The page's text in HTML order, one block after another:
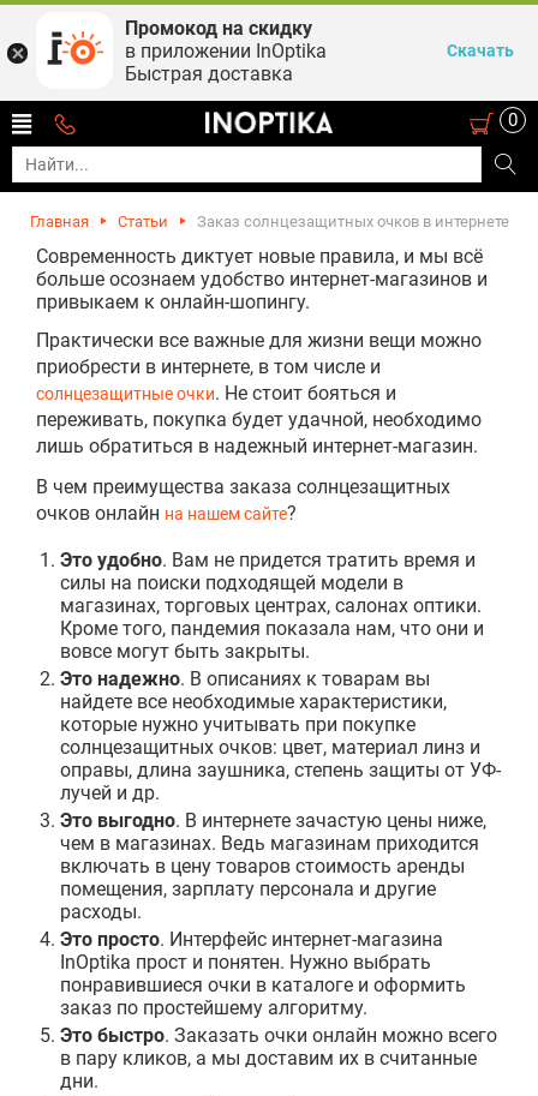
0
Главная Статьи Заказ солнцезащитных очков в интернете
Современность диктует новые правила, и мы всё
больше осознаем удобство интернет-магазинов и
привыкаем к онлайн-шопингу.
Практически все важные для жизни вещи можно
приобрести в интернете, в том числе и
солнцезащитные очки. Не стоит бояться и
переживать, покупка будет удачной, необходимо
лишь обратиться в надежный интернет-магазин.
В чем преимущества заказа солнцезащитных
очков онлайн на нашем сайте?
Это удобно. Вам не придется тратить время и
силы на поиски подходящей модели в
магазинах, торговых центрах, салонах оптики.
Кроме того, пандемия показала нам, что они и
вовсе могут быть закрыты.
Это надежно. В описаниях к товарам вы
найдете все необходимые характеристики,
которые нужно учитывать при покупке
солнцезащитных очков: цвет, материал линз и
оправы, длина заушника, степень защиты от УФ-
лучей и др.
Это выгодно. В интернете зачастую цены ниже,
чем в магазинах. Ведь магазинам приходится
включать в цену товаров стоимость аренды
помещения, зарплату персонала и другие
расходы.
Это просто. Интерфейс интернет-магазина
InOptika прост и понятен. Нужно выбрать
понравившиеся очки в каталоге и оформить
заказ по простейшему алгоритму.
Это быстро. Заказать очки онлайн можно всего
в пару кликов, а мы доставим их в считанные
дни.
Промокод на скидку
в приложении InOptika
Быстрая доставка
Скачать